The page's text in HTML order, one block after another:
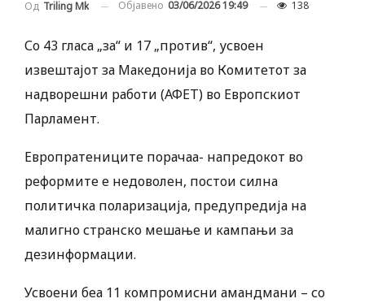
Од Triling Mk Објавено 03/06/2026 19:49 138
Со 43 гласа „за“ и 17 „против“, усвоен
извештајот за Македонија во Комитетот за
надворешни работи (АФЕТ) во Европскиот
Парламент.
Европратениците порачаа- напредокот во
реформите е недоволен, постои силна
политичка поларизација, предупредија на
малигно странско мешање и кампањи за
дезинформации.
Усвоени беа 11 компромисни амандмани – со